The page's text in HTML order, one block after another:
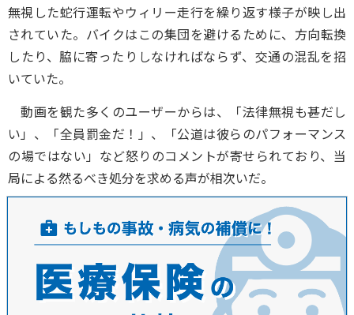
無視した蛇行運転やウィリー走行を繰り返す様子が映し出
されていた。バイクはこの集団を避けるために、方向転換
したり、脇に寄ったりしなければならず、交通の混乱を招
いていた。
動画を観た多くのユーザーからは、「法律無視も甚だし
い」、「全員罰金だ！」、「公道は彼らのパフォーマンス
の場ではない」など怒りのコメントが寄せられており、当
局による然るべき処分を求める声が相次いだ。